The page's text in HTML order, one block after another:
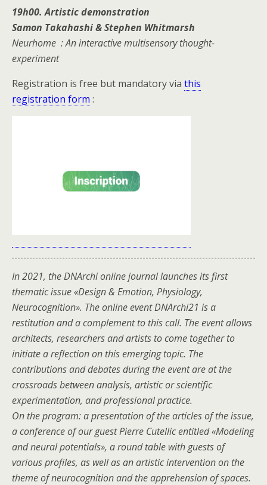
19h00. Artistic demonstration
Samon Takahashi & Stephen Whitmarsh
Neurhome :An interactive multisensory thought-
experiment
Registration is free but mandatory via this
registration form :
In 2021, the DNArchi online journal launches its first
thematic issue «Design & Emotion, Physiology,
Neurocognition». The online event DNArchi21 is a
restitution and a complement to this call. The event allows
architects, researchers and artists to come together to
initiate a reflection on this emerging topic. The
contributions and debates during the event are at the
crossroads between analysis, artistic or scientific
experimentation, and professional practice.
On the program: a presentation of the articles of the issue,
a conference of our guest Pierre Cutellic entitled «Modeling
and neural potentials», a round table with guests of
various profiles, as well as an artistic intervention on the
theme of neurocognition and the apprehension of spaces.